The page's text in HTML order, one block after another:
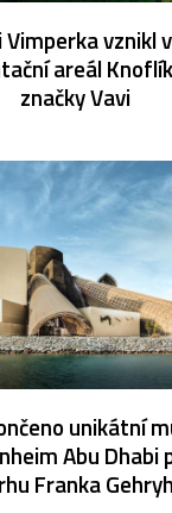
Vimperka vznikl
areál
značky Vavi
unikátní
Abu Dhabi
Franka